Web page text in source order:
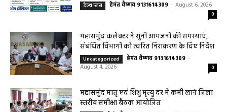
हेल्थ प्लस हेमंत वैष्णव 9131614309 - August 6, 2026
0
महासमुंद कलेक्टर ने सुनी आमजनों की समस्याएं,
संबंधित विभागों को त्वरित निराकरण के दिए निर्देश
Uncategorized हेमंत वैष्णव 9131614309 -
August 4, 2026
0
महासमुंद मातृ एवं शिशु मृत्यु दर में कमी लाने जिला
स्तरीय समीक्षा बैठक आयोजित